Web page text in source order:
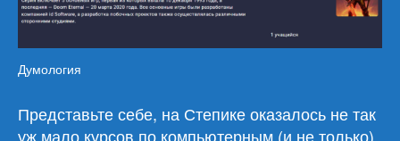
Думология
Представьте себе, на Степике оказалось не так
уж мало курсов по компьютерным (и не только)